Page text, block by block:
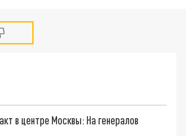
в центре Москвы: На генералов